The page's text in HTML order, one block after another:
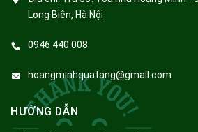
Long Biên, Hà Nội
0946 440 008
hoangminhquatang@gmail.com
HƯỚNG DẪN